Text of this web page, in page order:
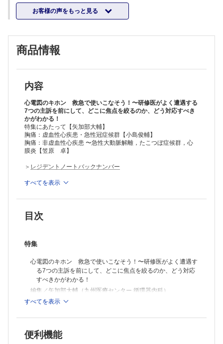
お客様の声をもっと見る
商品情報
内容
心電図のキホン 救急で使いこなそう！〜研修医がよく遭遇する
7つの主訴を前にして、どこに焦点を絞るのか、どう対応すべき
かがわかる！
特集にあたって【矢加部大輔】
胸痛：虚血性心疾患・急性冠症候群【小島俊輔】
胸痛：非虚血性心疾患 〜急性大動脈解離，たこつぼ症候群，心
膜炎【笠原 卓】
＞ レジデントノートバックナンバー
＞「レジデントノート」月刊誌 2021年定期購読
※本製品はPCでの閲覧も可能です。
境で閲覧可能なPDF版をご覧いただけます。詳細は
認ください。
最新版
すべてを表示
目次
特集
心電図のキホン 救急で使いこなそう！〜研修医がよく遭遇す
る7つの主訴を前にして、どこに焦点を絞るのか、どう対応
すべきかがわかる！
編集／矢加部大輔（九州医療センター 循環器内科）
特集にあたって【矢加部大輔】
心膜炎【笠原 卓】
すべてを表示
便利機能